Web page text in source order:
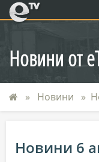
eTV
Новини от
Новини
Новини 6